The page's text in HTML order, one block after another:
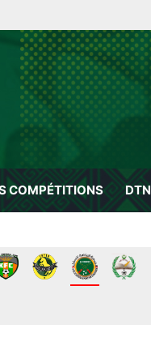
COMPÉTITIONS DTN